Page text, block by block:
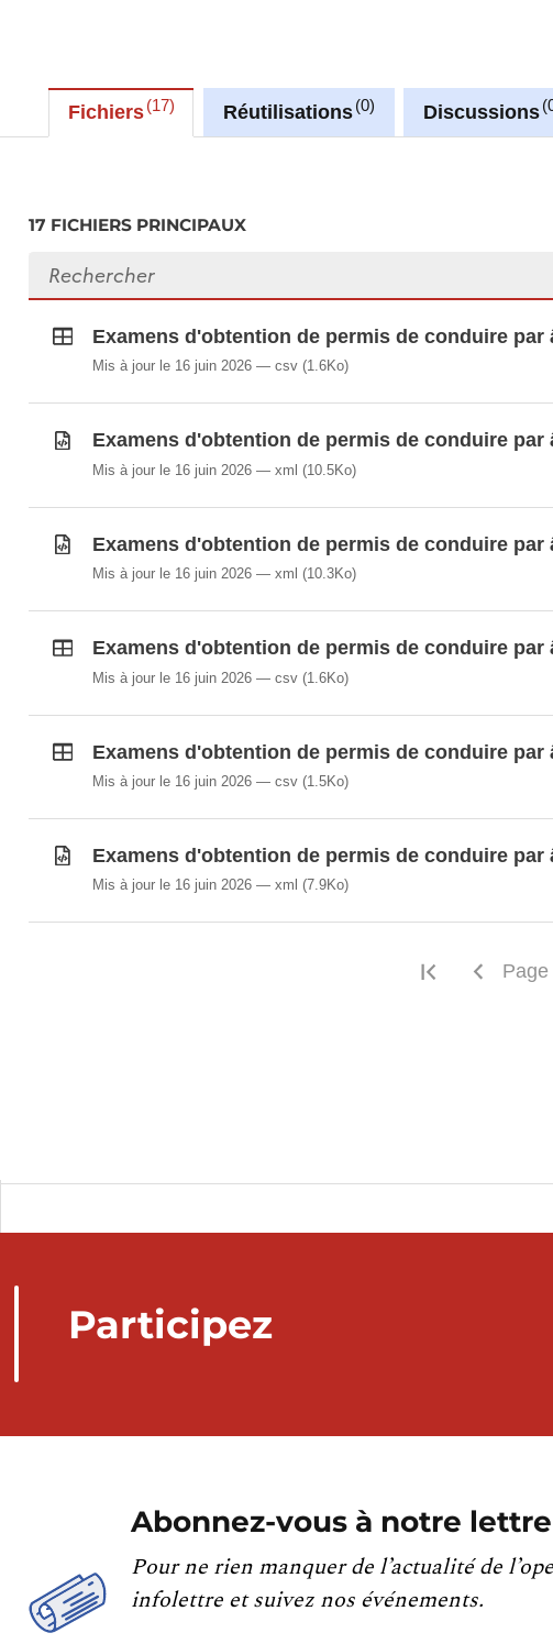
Fichiers 17 Réutilisations 0 Discussions
17 FICHIERS PRINCIPAUX
Rechercher des fichiers
Examens d'obtention de permis de conduire
Mis à jour le 16 juin 2026 csv(1.6Ko)
Examens d'obtention de permis de conduire par
Mis à jour le 16 juin 2026 xml(10.5Ko)
Examens d'obtention de permis de conduire
Mis à jour le 16 juin 2026 xml(10.3Ko)
Examens d'obtention de permis de conduire
Mis à jour le 16 juin 2026 csv(1.6Ko)
Examens d'obtention de permis de conduire
Mis à jour le 16 juin 2026 csv(1.5Ko)
Examens d'obtention de permis de conduire
Mis à jour le 16 juin 2026 xml(7.9Ko)
Première
Participez
Abonnez-vous à notre
Pour ne rien manquer de l’actualité de
infolettre et suivez nos événements.